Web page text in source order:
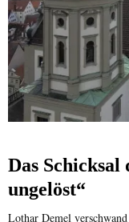
Das
ungelöst“
Lothar Demel